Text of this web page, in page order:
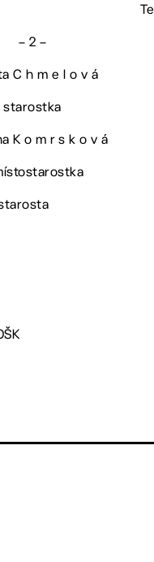
– 2 –
C h m e l o v á
starostka
K o m r s k o v á